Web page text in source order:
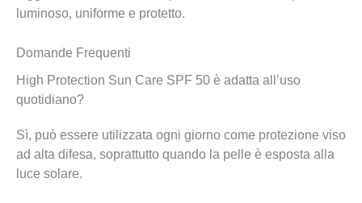
luminoso, uniforme e protetto.
Domande Frequenti
High Protection Sun Care SPF 50 è adatta all’uso
quotidiano?
Sì, può essere utilizzata ogni giorno come protezione viso
ad alta difesa, soprattutto quando la pelle è esposta alla
luce solare.